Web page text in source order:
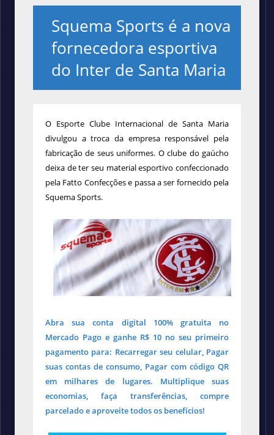
Squema Sports é a nova
fornecedora esportiva
do Inter de Santa Maria
O Esporte Clube Internacional de Santa Maria
divulgou a troca da empresa responsável pela
fabricação de seus uniformes. O clube do gaúcho
deixa de ter seu material esportivo confeccionado
pela Fatto Confecções e passa a ser fornecido pela
Squema Sports.
Abra sua conta digital 100% gratuita no
Mercado Pago e ganhe R$ 10 no seu primeiro
pagamento para: Recarregar seu celular, Pagar
suas contas de consumo, Pagar com código QR
em milhares de lugares. Multiplique suas
economias, faça transferências, compre
parcelado e aproveite todos os benefícios!